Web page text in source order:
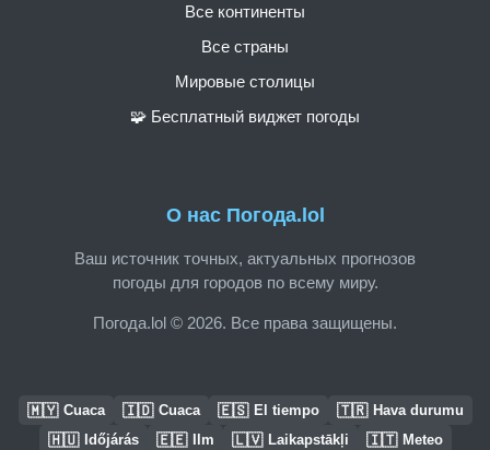
О нас Погода.lol
Ваш источник точных, актуальных прогнозов
погоды для городов по всему миру.
Погода.lol © 2026. Все права защищены.
Все континенты
Все страны
Мировые столицы
🧩 Бесплатный виджет погоды
🇲🇾 Cuaca 🇮🇩 Cuaca 🇪🇸 El tiempo 🇹🇷 Hava durumu
🇭🇺 Időjárás 🇪🇪 Ilm 🇱🇻 Laikapstākļi 🇮🇹 Meteo